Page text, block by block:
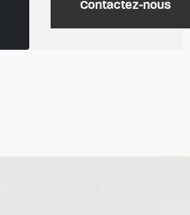
Contactez-nous